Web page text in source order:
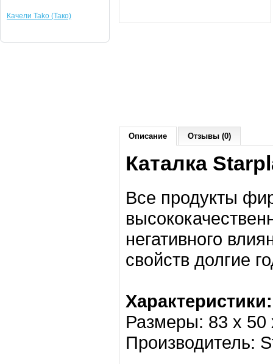
Качели Tako (Тако)
Описание Отзывы (0)
Каталка
Все продукты
негативного
свойств долгие
Характеристики:
Размеры: 83 х 50
Производитель: